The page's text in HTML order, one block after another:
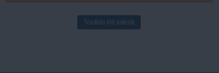
További élő videók